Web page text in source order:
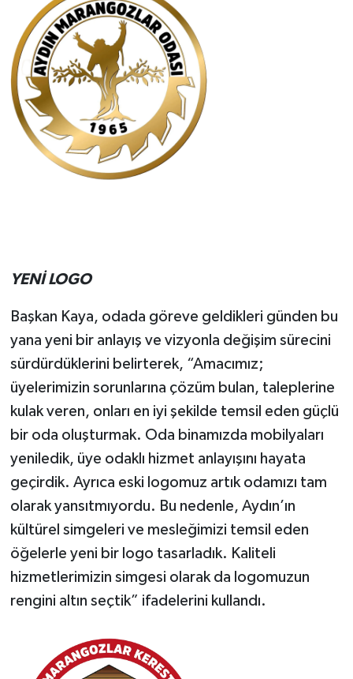
YENİ LOGO
Başkan Kaya, odada göreve geldikleri günden bu
yana yeni bir anlayış ve vizyonla değişim sürecini
sürdürdüklerini belirterek, “Amacımız;
üyelerimizin sorunlarına çözüm bulan, taleplerine
kulak veren, onları en iyi şekilde temsil eden güçlü
bir oda oluşturmak. Oda binamızda mobilyaları
yeniledik, üye odaklı hizmet anlayışını hayata
geçirdik. Ayrıca eski logomuz artık odamızı tam
olarak yansıtmıyordu. Bu nedenle, Aydın’ın
kültürel simgeleri ve mesleğimizi temsil eden
öğelerle yeni bir logo tasarladık. Kaliteli
hizmetlerimizin simgesi olarak da logomuzun
rengini altın seçtik” ifadelerini kullandı.